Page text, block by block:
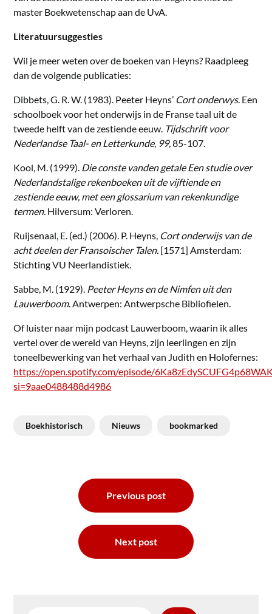
master Boekwetenschap aan de UvA.
Literatuursuggesties
Wil je meer weten over de boeken van Heyns? Raadpleeg
dan de volgende publicaties:
Dibbets, G. R. W. (1983). Peeter Heyns’ Cort onderwys. Een
schoolboek voor het onderwijs in de Franse taal uit de
tweede helft van de zestiende eeuw. Tijdschrift voor
Nederlandse Taal- en Letterkunde, 99,85-107.
Kool, M. (1999). Die conste vanden getale Een studie over
Nederlandstalige rekenboeken uit de vijftiende en
zestiende eeuw, met een glossarium van rekenkundige
termen. Hilversum: Verloren.
Ruijsenaal, E. (ed.) (2006). P. Heyns, Cort onderwijs van de
acht deelen der Fransoischer Talen. [1571] Amsterdam:
Stichting VU Neerlandistiek.
Sabbe, M. (1929). Peeter Heyns en de Nimfen uit den
Lauwerboom. Antwerpen: Antwerpsche Bibliofielen.
Of luister naar mijn podcast Lauwerboom, waarin ik alles
vertel over de wereld van Heyns, zijn leerlingen en zijn
toneelbewerking van het verhaal van Judith en Holofernes:
https://open.spotify.com/episode/
si=9aae0488488d4986
Boekhistorisch Nieuws bookmarked
Previous post
Next post